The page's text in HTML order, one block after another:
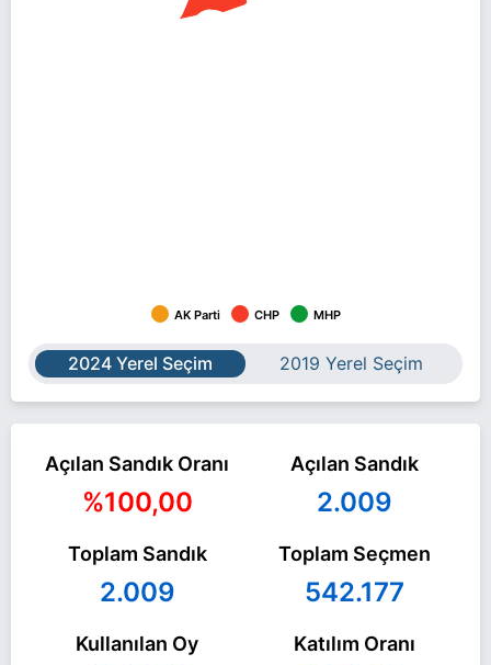
AK Parti CHP MHP
2024 Yerel Seçim 2019 Yerel Seçim
Açılan Sandık Oranı
%100,00
Açılan Sandık
2.009
Toplam Sandık
2.009
Toplam Seçmen
542.177
Kullanılan Oy Katılım Oranı